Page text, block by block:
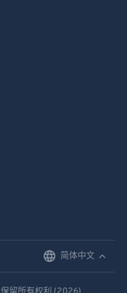
简体中文